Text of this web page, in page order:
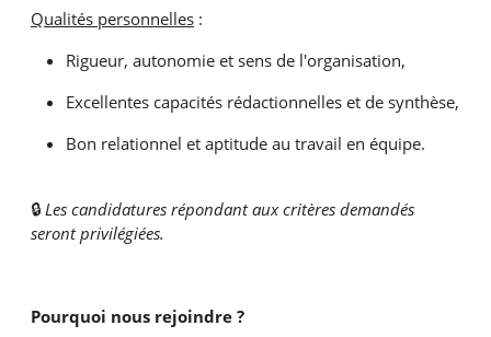
Qualités personnelles :
Rigueur, autonomie et sens de l'organisation,
Excellentes capacités rédactionnelles et de synthèse,
Bon relationnel et aptitude au travail en équipe.
🔒 Les candidatures répondant aux critères demandés
seront privilégiées.
Pourquoi nous rejoindre ?